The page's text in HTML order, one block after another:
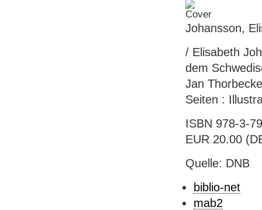
Johansson,
/ Elisabeth
dem
Jan
Seiten :
ISBN 978-3-
EUR 20.00
Quelle: DNB
biblio-net
mab2